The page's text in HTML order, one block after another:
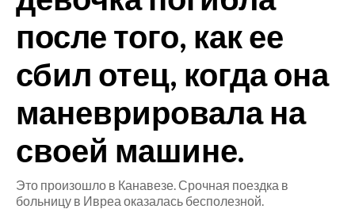
CRONACA
ITALIA
MONDO
POLITICA
ECONOMIA
SERVIZI ALLE IMPRESE
после того, как ее
сбил отец, когда она
маневрировала на
своей машине.
Это произошло в Канавезе. Срочная поездка в
больницу в Ивреа оказалась бесполезной.